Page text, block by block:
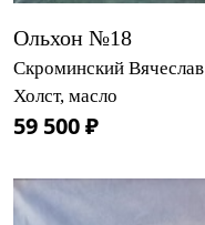
Ольхон №18
Скроминский Вячеслав
Холст, масло
59 500 ₽